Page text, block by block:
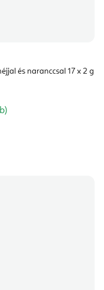
és naranccsal 17 x 2 g
átlagos
értékelése
csillag.